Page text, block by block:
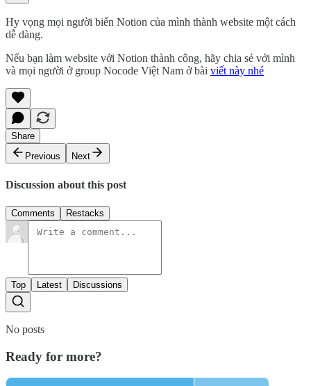
Hy vọng mọi người biến Notion của mình thành website một cách
dễ dàng.
Nếu bạn làm website với Notion thành công, hãy chia sẻ với mình
và mọi người ở group Nocode Việt Nam ở bài viết này nhé
Share
Previous
Next
Discussion about this post
Comments Restacks
Top Latest Discussions
No posts
Ready for more?